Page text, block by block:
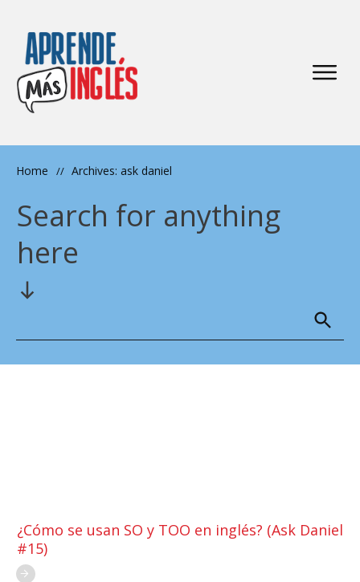
Home // Archives: ask daniel
Search for anything
here
¿Cómo se usan SO y TOO en inglés? (Ask Daniel
#15)